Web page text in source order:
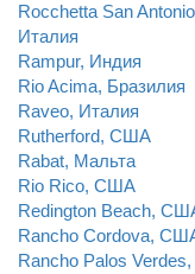
Rocchetta San
Италия
Rampur, Индия
Rio Acima, Бразилия
Raveo, Италия
Rutherford, США
Rabat, Мальта
Rio Rico, США
Redington Beach,
Rancho Cordova,
Rancho Palos